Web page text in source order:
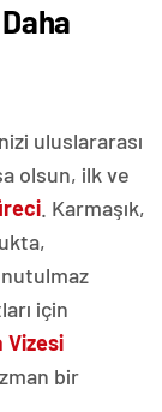
uluslararası
olsun, ilk ve
. Karmaşık,
için
Vizesi
bir